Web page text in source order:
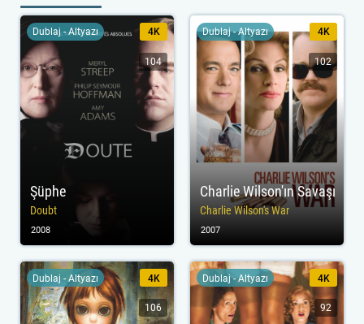
Şüphe
Doubt
Dublaj - Altyazı 4K
104
2008
Charlie Wilson'ın Savaşı
Charlie Wilson's War
Dublaj - Altyazı 4K
102
2007
Dublaj - Altyazı 4K
106
Dublaj - Altyazı 4K
92